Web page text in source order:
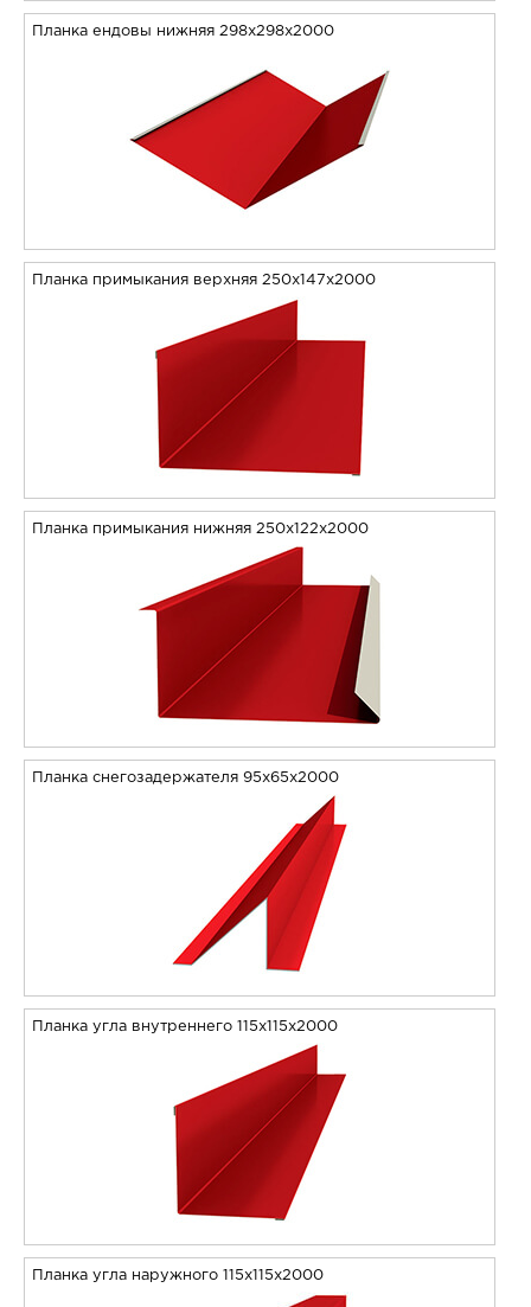
Планка ендовы нижняя 298х298х2000
Планка примыкания верхняя 250х147х2000
Планка примыкания нижняя 250х122х2000
Планка снегозадержателя 95х65х2000
Планка угла внутреннего 115х115х2000
Планка угла наружного 115х115х2000